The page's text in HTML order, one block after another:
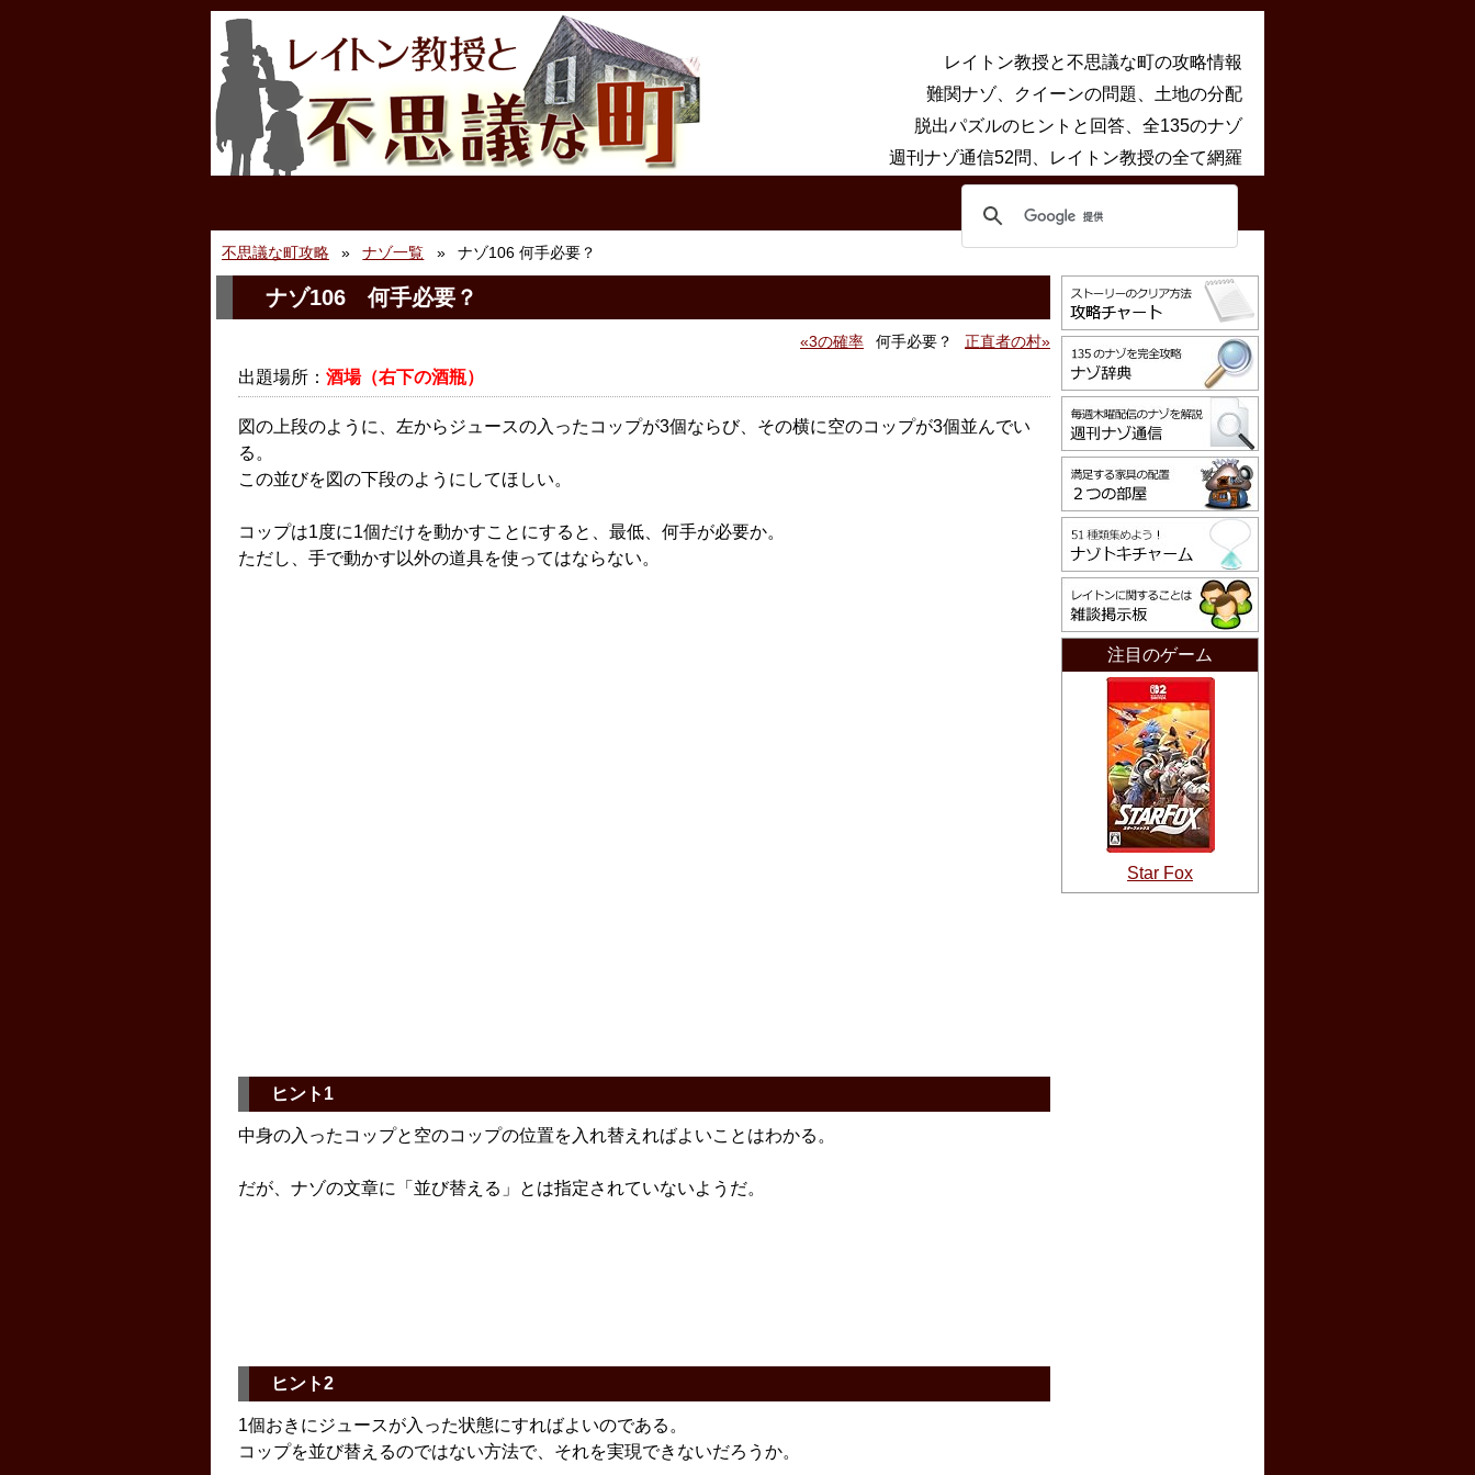
レイトン教授と不思議な町の攻略情報
難関ナゾ、クイーンの問題、土地の分配
脱出パズルのヒントと回答、全135のナゾ
週刊ナゾ通信52問、レイトン教授の全て網羅
不思議な町攻略 ナゾ一覧 ナゾ106 何手必要？
ナゾ106 何手必要？
3の確率 何手必要？ 正直者の村
出題場所： 酒場（右下の酒瓶）
図の上段のように、左からジュースの入ったコップが3個ならび、その横に空のコップが3個並んでい
る。
この並びを図の下段のようにしてほしい。
コップは1度に1個だけを動かすことにすると、最低、何手が必要か。
ただし、手で動かす以外の道具を使ってはならない。
ヒント1
中身の入ったコップと空のコップの位置を入れ替えればよいことはわかる。
だが、ナゾの文章に「並び替える」とは指定されていないようだ。
ヒント2
1個おきにジュースが入った状態にすればよいのである。
コップを並び替えるのではない方法で、それを実現できないだろうか。
注目のゲーム
Star Fox